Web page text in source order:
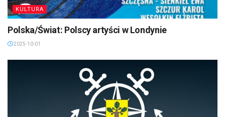
KULTURA
Polska/Świat: Polscy artyści w Londynie
2025-10-01